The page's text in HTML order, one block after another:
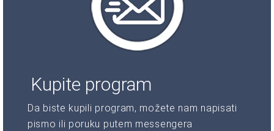
Kupite program
Da biste kupili program, možete nam napisati
pismo ili poruku putem messengera